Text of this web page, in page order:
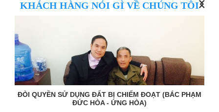
KHÁCH HÀNG NÓI GÌ VỀ CHÚNG TÔI
ĐÒI QUYỀN SỬ DỤNG ĐẤT BỊ CHIẾM ĐOẠT (BÁC PHẠM
ĐỨC HÒA - ỨNG HÒA)